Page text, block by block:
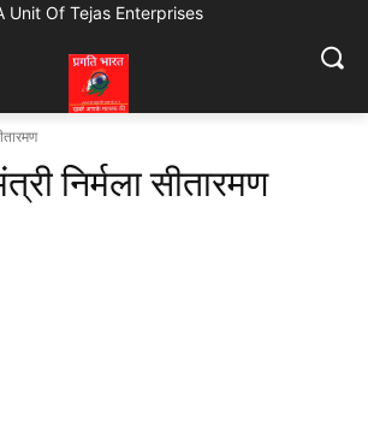
Unit Of Tejas Enterprises
निर्मला सीतारमण